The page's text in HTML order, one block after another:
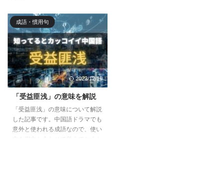
成語・慣用句
2023/12/19
「受益匪浅」の意味を解説
「受益匪浅」の意味について解説
した記事です。中国語ドラマでも
意外と使われる成語なので、使い